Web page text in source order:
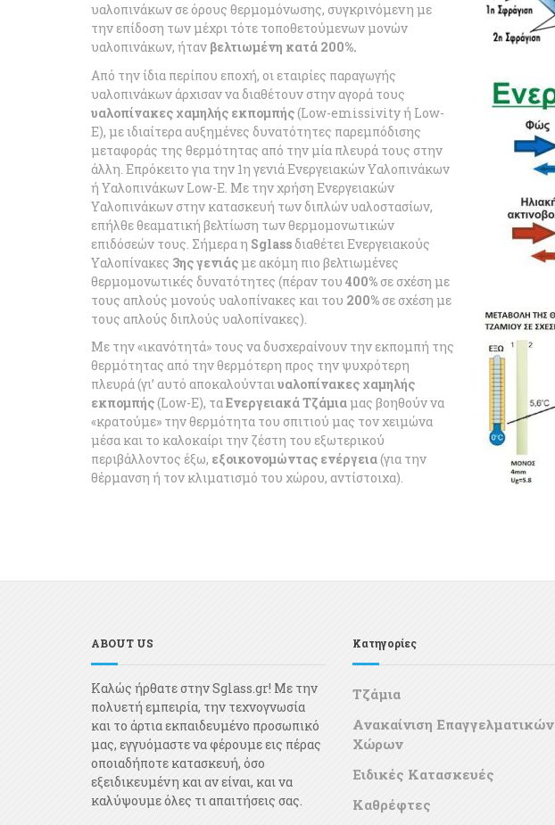
υαλοπινάκων σε όρους θερμομόνωσης, συγκρινόμενη με
την επίδοση των μέχρι τότε τοποθετούμενων μονών
υαλοπινάκων, ήταν βελτιωμένη κατά 200%.
Από την ίδια περίπου εποχή, οι εταιρίες παραγωγής
υαλοπινάκων άρχισαν να διαθέτουν στην αγορά τους
υαλοπίνακες χαμηλής εκπομπής(Low-emissivity ή Low-
E), με ιδιαίτερα αυξημένες δυνατότητες παρεμπόδισης
μεταφοράς της θερμότητας από την μία πλευρά τους στην
άλλη. Επρόκειτο για την 1η γενιά Ενεργειακών Υαλοπινάκων
ή Υαλοπινάκων Low-E. Με την χρήση Ενεργειακών
Υαλοπινάκων στην κατασκευή των διπλών υαλοστασίων,
επήλθε θεαματική βελτίωση των θερμομονωτικών
επιδόσεών τους. Σήμερα η Sglassδιαθέτει Ενεργειακούς
Υαλοπίνακες 3ης γενιάςμε ακόμη πιο βελτιωμένες
θερμομονωτικές δυνατότητες (πέραν του 400%σε σχέση με
τους απλούς μονούς υαλοπίνακες και του 200%σε σχέση με
τους απλούς διπλούς υαλοπίνακες).
Με την «ικανότητά» τους να δυσχεραίνουν την εκπομπή της
θερμότητας από την θερμότερη προς την ψυχρότερη
πλευρά (γι’ αυτό αποκαλούνταιυαλοπίνακες χαμηλής
εκπομπής(Low-E), ταΕνεργειακά Τζάμιαμας βοηθούν να
«κρατούμε» την θερμότητα του σπιτιού μας τον χειμώνα
μέσα και το καλοκαίρι την ζέστη του εξωτερικού
περιβάλλοντος έξω, εξοικονομώντας ενέργεια(για την
θέρμανση ή τον κλιματισμό του χώρου, αντίστοιχα).
ABOUT US
Καλώς ήρθατε στην Sglass.gr! Με την
πολυετή εμπειρία, την τεχνογνωσία
και το άρτια εκπαιδευμένο προσωπικό
μας, εγγυόμαστε να φέρουμε εις πέρας
οποιαδήποτε κατασκευή, όσο
εξειδικευμένη και αν είναι, και να
καλύψουμε όλες τι απαιτήσεις σας.
Κατηγορίες
Τζάμια
Ανακαίνιση Επαγγελματικών
Χώρων
Ειδικές Κατασκευές
Καθρέφτες